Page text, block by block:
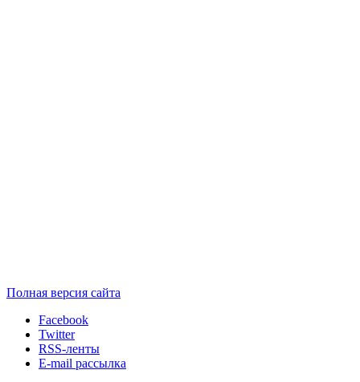
Полная версия сайта
Facebook
Twitter
RSS-ленты
E-mail рассылка